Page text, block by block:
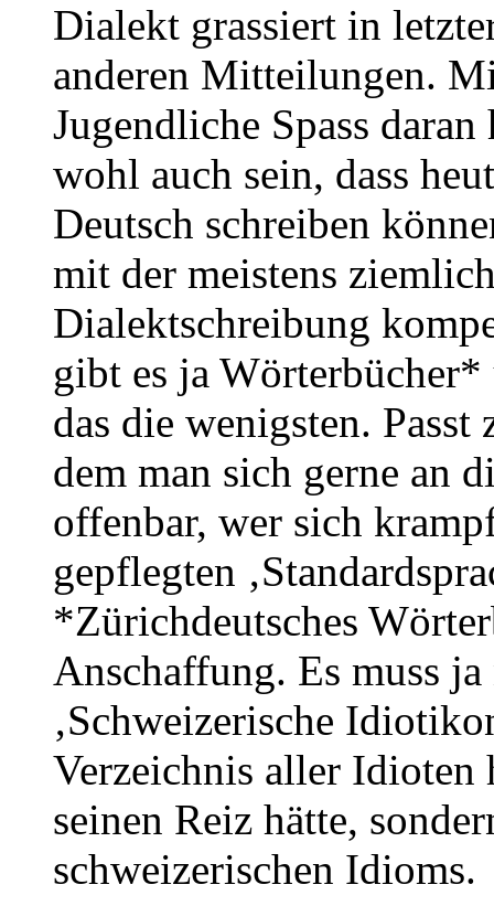
Dialekt grassiert in
anderen Mitteilungen.
Jugendliche Spass
wohl auch sein, dass
Deutsch schreiben
mit der meistens
Dialektschreibung
gibt es ja
das die wenigsten.
dem man sich gerne an
offenbar, wer sich
gepflegten
*Zürichdeutsches
Anschaffung. Es muss
‚Schweizerische
Verzeichnis aller Idioten
seinen Reiz hätte,
schweizerischen Idioms.